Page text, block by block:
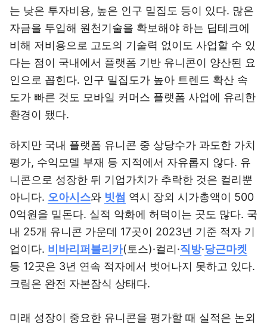
는 낮은 투자비용, 높은 인구 밀집도 등이 있다. 많은
자금을 투입해 원천기술을 확보해야 하는 딥테크에
비해 저비용으로 고도의 기술력 없이도 사업할 수 있
다는 점이 국내에서 플랫폼 기반 유니콘이 양산된 요
인으로 꼽힌다. 인구 밀집도가 높아 트렌드 확산 속
도가 빠른 것도 모바일 커머스 플랫폼 사업에 유리한
환경이 됐다.
하지만 국내 플랫폼 유니콘 중 상당수가 과도한 가치
평가, 수익모델 부재 등 지적에서 자유롭지 않다. 유
니콘으로 성장한 뒤 기업가치가 추락한 것은 컬리뿐
아니다. 오아시스와 빗썸 역시 장외 시가총액이 500
0억원을 밑돈다. 실적 악화에 허덕이는 곳도 많다. 국
내 25개 유니콘 가운데 17곳이 2023년 기준 적자 기
업이다. 비바리퍼블리카(토스)·컬리·직방·당근마켓
등 12곳은 3년 연속 적자에서 벗어나지 못하고 있다.
크림은 완전 자본잠식 상태다.
미래 성장이 중요한 유니콘을 평가할 때 실적은 논외